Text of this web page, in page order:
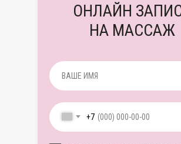
ОНЛАЙН
НА МАССАЖ
+7